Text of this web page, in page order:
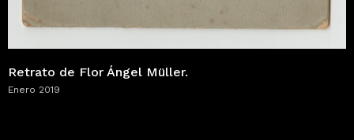
Retrato de Flor Ángel Müller.
Enero 2019